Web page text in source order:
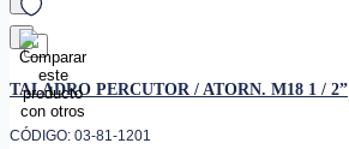
favorito
TALADRO PERCUTOR / ATORN. M18 1 / 2”
CÓDIGO: 03-81-1201